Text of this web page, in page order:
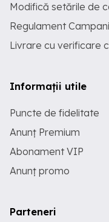
Modifică setările de
Regulament
Livrare cu verificare
Informații utile
Puncte de fidelitate
Anunț Premium
Abonament VIP
Anunț promo
Parteneri